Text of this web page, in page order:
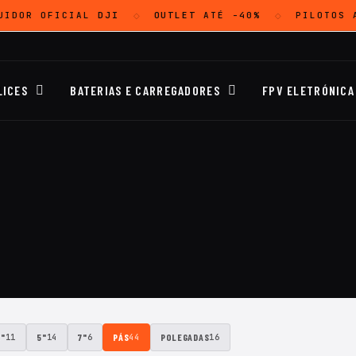
OFICIAL DJI OUTLET ATÉ -40% PILOTOS
BATERIAS E CARREGADORES FPV ELETRÓNICA
11 5"14 7"6 PÁS44 POLEGADAS16